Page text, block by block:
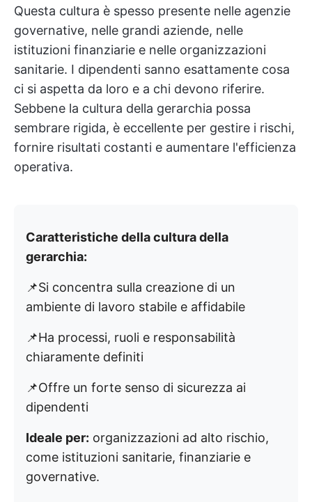
Questa cultura è spesso presente nelle agenzie
governative, nelle grandi aziende, nelle
istituzioni finanziarie e nelle organizzazioni
sanitarie. I dipendenti sanno esattamente cosa
ci si aspetta da loro e a chi devono riferire.
Sebbene la cultura della gerarchia possa
sembrare rigida, è eccellente per gestire i rischi,
fornire risultati costanti e aumentare l'efficienza
operativa.
Caratteristiche della cultura della
gerarchia:
📌Si concentra sulla creazione di un
ambiente di lavoro stabile e affidabile
📌Ha processi, ruoli e responsabilità
chiaramente definiti
📌Offre un forte senso di sicurezza ai
dipendenti
Ideale per: organizzazioni ad alto rischio,
come istituzioni sanitarie, finanziarie e
governative.